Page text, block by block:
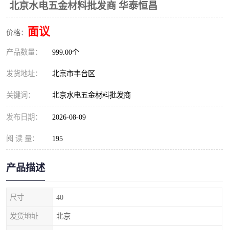
北京水电五金材料批发商 华泰恒昌
价格： 面议
产品数量： 999.00个
发货地址： 北京市丰台区
关键词： 北京水电五金材料批发商
发布日期： 2026-08-09
阅 读 量： 195
产品描述
尺寸 40
发货地址 北京